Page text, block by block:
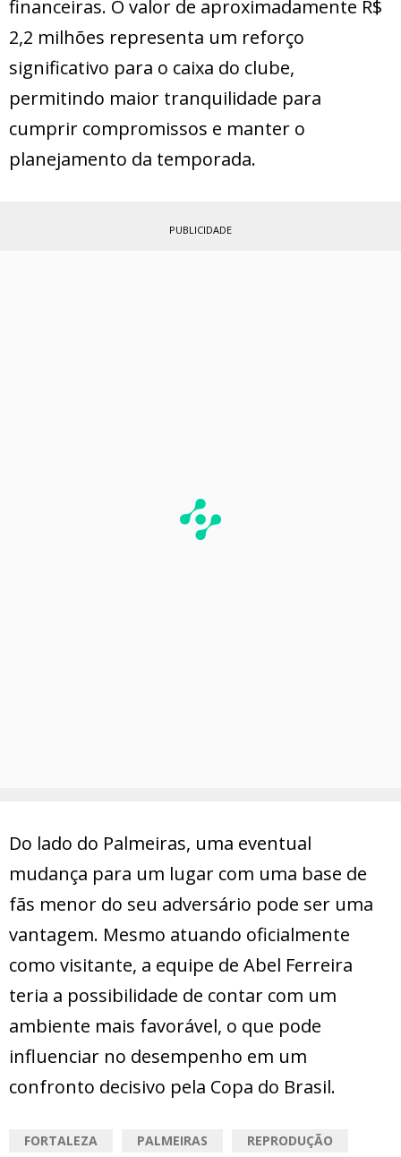
financeiras. O valor de aproximadamente R$
2,2 milhões representa um reforço
significativo para o caixa do clube,
permitindo maior tranquilidade para
cumprir compromissos e manter o
planejamento da temporada.
PUBLICIDADE
Do lado do Palmeiras, uma eventual
mudança para um lugar com uma base de
fãs menor do seu adversário pode ser uma
vantagem. Mesmo atuando oficialmente
como visitante, a equipe de Abel Ferreira
teria a possibilidade de contar com um
ambiente mais favorável, o que pode
influenciar no desempenho em um
confronto decisivo pela Copa do Brasil.
FORTALEZA PALMEIRAS REPRODUÇÃO